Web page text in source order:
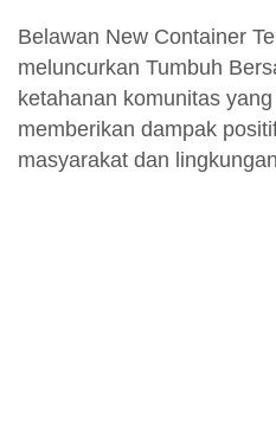
Belawan New Container
meluncurkan Tumbuh
ketahanan komunitas
memberikan dampak
masyarakat dan